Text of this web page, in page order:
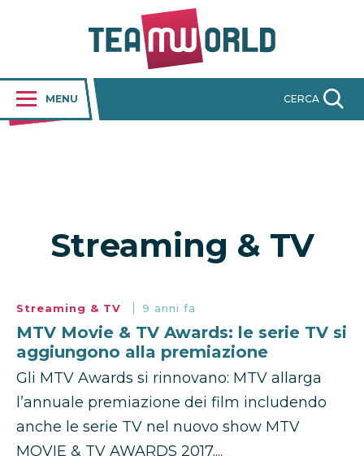
MENU CERCA
Streaming & TV
Streaming & TV 9 anni fa
MTV Movie & TV Awards: le serie TV si
aggiungono alla premiazione
Gli MTV Awards si rinnovano: MTV allarga
l’annuale premiazione dei film includendo
anche le serie TV nel nuovo show MTV
MOVIE & TV AWARDS 2017....